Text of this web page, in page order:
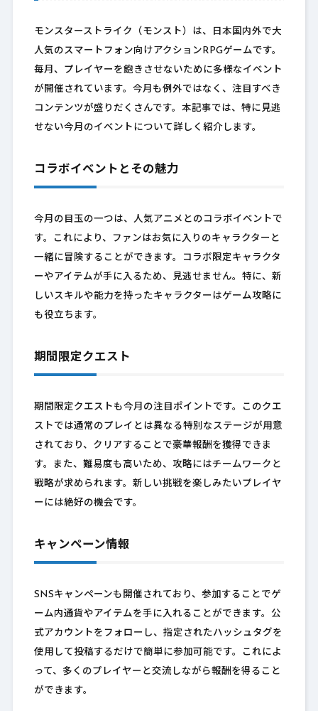
モンスターストライク（モンスト）は、日本国内外で大
人気のスマートフォン向けアクションRPGゲームです。
毎月、プレイヤーを飽きさせないために多様なイベント
が開催されています。今月も例外ではなく、注目すべき
コンテンツが盛りだくさんです。本記事では、特に見逃
せない今月のイベントについて詳しく紹介します。
コラボイベントとその魅力
今月の目玉の一つは、人気アニメとのコラボイベントで
す。これにより、ファンはお気に入りのキャラクターと
一緒に冒険することができます。コラボ限定キャラクタ
ーやアイテムが手に入るため、見逃せません。特に、新
しいスキルや能力を持ったキャラクターはゲーム攻略に
も役立ちます。
期間限定クエスト
期間限定クエストも今月の注目ポイントです。このクエ
ストでは通常のプレイとは異なる特別なステージが用意
されており、クリアすることで豪華報酬を獲得できま
す。また、難易度も高いため、攻略にはチームワークと
戦略が求められます。新しい挑戦を楽しみたいプレイヤ
ーには絶好の機会です。
キャンペーン情報
SNSキャンペーンも開催されており、参加することでゲ
ーム内通貨やアイテムを手に入れることができます。公
式アカウントをフォローし、指定されたハッシュタグを
使用して投稿するだけで簡単に参加可能です。これによ
って、多くのプレイヤーと交流しながら報酬を得ること
ができます。